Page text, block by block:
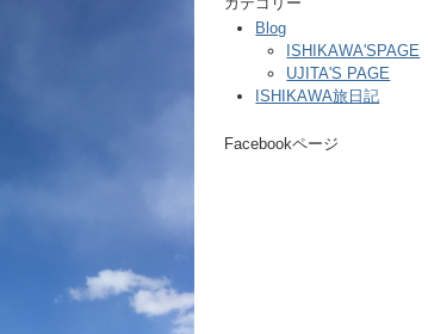
Blog
ISHIKAWA'SPAGE
UJITA'S PAGE
ISHIKAWA旅日記
Facebookページ